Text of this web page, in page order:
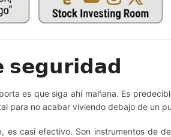
𝘀𝗲𝗴𝘂𝗿𝗶𝗱𝗮𝗱
es que siga ahí mañana. Es
para no acabar viviendo debajo de un
es casi efectivo. Son instrumentos de